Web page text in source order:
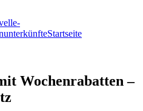
Startseite
Wochenrabatten –